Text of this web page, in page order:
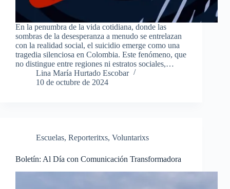
En la penumbra de la vida cotidiana, donde las
sombras de la desesperanza a menudo se entrelazan
con la realidad social, el suicidio emerge como una
tragedia silenciosa en Colombia. Este fenómeno, que
no distingue entre regiones ni estratos sociales,…
Lina María Hurtado Escobar
10 de octubre de 2024
Escuelas, Reporteritxs, Voluntarixs
Boletín: Al Día con Comunicación Transformadora